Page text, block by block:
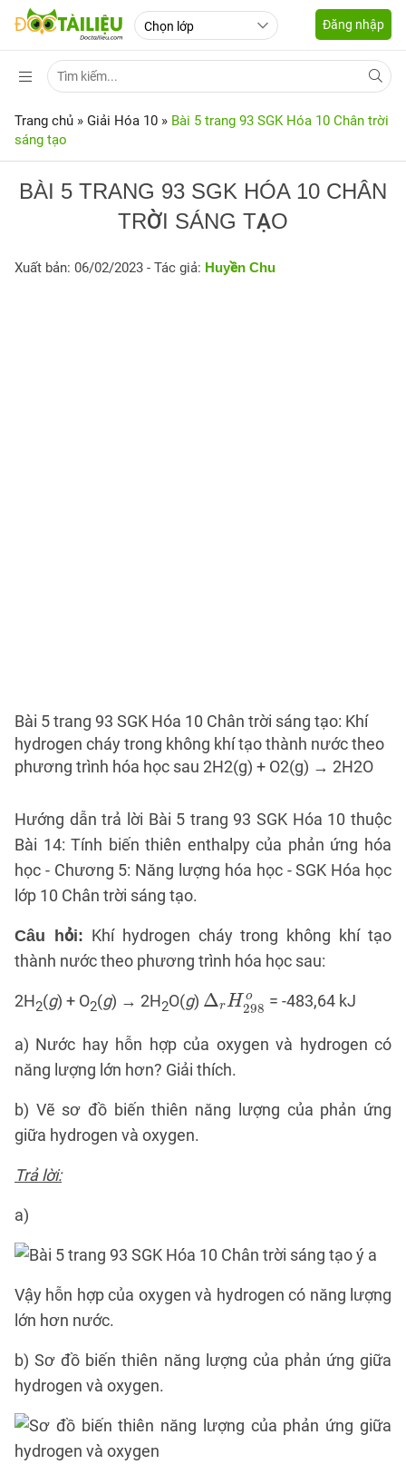
Đăng nhập
Trang chủ » Giải Hóa 10 » Bài 5 trang 93 SGK Hóa 10 Chân trời
sáng tạo
BÀI 5 TRANG 93 SGK HÓA 10 CHÂN
TRỜI SÁNG TẠO
Xuất bản: 06/02/2023 - Tác giả: Huyền Chu
Bài 5 trang 93 SGK Hóa 10 Chân trời sáng tạo: Khí
hydrogen cháy trong không khí tạo thành nước theo
phương trình hóa học sau 2H2(g) + O2(g) → 2H2O
Hướng dẫn trả lời Bài 5 trang 93 SGK Hóa 10 thuộc
Bài 14: Tính biến thiên enthalpy của phản ứng hóa
học - Chương 5: Năng lượng hóa học - SGK Hóa học
lớp 10 Chân trời sáng tạo.
Câu hỏi: Khí hydrogen cháy trong không khí tạo
thành nước theo phương trình hóa học sau:
2H2(g) + O2(g) → 2H2O(g) ΔrH o
298
Δ H298 = -483,64 kJ
a) Nước hay hỗn hợp của oxygen và hydrogen có
năng lượng lớn hơn? Giải thích.
b) Vẽ sơ đồ biến thiên năng lượng của phản ứng
giữa hydrogen và oxygen.
Trả lời:
a)
Vậy hỗn hợp của oxygen và hydrogen có năng lượng
lớn hơn nước.
b) Sơ đồ biến thiên năng lượng của phản ứng giữa
hydrogen và oxygen.